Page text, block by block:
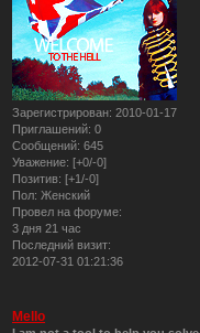
Зарегистрирован: 2010-01-17
Приглашений: 0
Сообщений: 645
Уважение: [+0/-0]
Позитив: [+1/-0]
Пол: Женский
Провел на форуме:
3 дня 21 час
Последний визит:
2012-07-31 01:21:36
Mello